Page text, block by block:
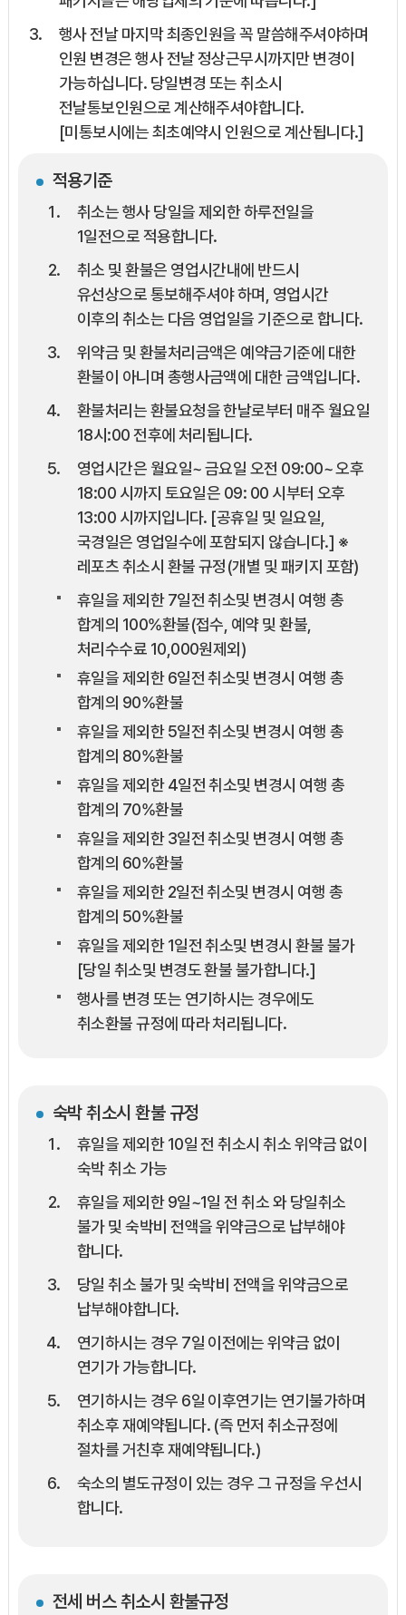
행사 전날 마지막 최종인원을 꼭 말씀해주셔야하며
인원 변경은 행사 전날 정상근무시까지만 변경이
가능하십니다. 당일변경 또는 취소시
전날통보인원으로 계산해주셔야합니다.
[미통보시에는 최초예약시 인원으로 계산됩니다.]
적용기준
취소는 행사 당일을 제외한 하루전일을
1일전으로 적용합니다.
취소 및 환불은 영업시간내에 반드시
유선상으로 통보해주셔야 하며, 영업시간
이후의 취소는 다음 영업일을 기준으로 합니다.
위약금 및 환불처리금액은 예약금기준에 대한
환불이 아니며 총행사금액에 대한 금액입니다.
환불처리는 환불요청을 한날로부터 매주 월요일
18시:00 전후에 처리됩니다.
영업시간은 월요일~ 금요일 오전 09:00~ 오후
18:00 시까지 토요일은 09: 00 시부터 오후
13:00 시까지입니다. [공휴일 및 일요일,
국경일은 영업일수에 포함되지 않습니다.] ※
레포츠 취소시 환불 규정(개별 및 패키지 포함)
휴일을 제외한 7일전 취소및 변경시 여행 총
합계의 100%환불(접수, 예약 및 환불,
처리수수료 10,000원제외)
휴일을 제외한 6일전 취소및 변경시 여행 총
합계의 90%환불
휴일을 제외한 5일전 취소및 변경시 여행 총
합계의 80%환불
휴일을 제외한 4일전 취소및 변경시 여행 총
합계의 70%환불
휴일을 제외한 3일전 취소및 변경시 여행 총
합계의 60%환불
휴일을 제외한 2일전 취소및 변경시 여행 총
합계의 50%환불
휴일을 제외한 1일전 취소및 변경시 환불 불가
[당일 취소및 변경도 환불 불가합니다.]
행사를 변경 또는 연기하시는 경우에도
취소환불 규정에 따라 처리됩니다.
숙박 취소시 환불 규정
휴일을 제외한 10일 전 취소시 취소 위약금 없이
숙박 취소 가능
휴일을 제외한 9일~1일 전 취소 와 당일취소
불가 및 숙박비 전액을 위약금으로 납부해야
합니다.
당일 취소 불가 및 숙박비 전액을 위약금으로
납부해야합니다.
연기하시는 경우 7일 이전에는 위약금 없이
연기가 가능합니다.
연기하시는 경우 6일 이후연기는 연기불가하며
취소후 재예약됩니다. (즉 먼저 취소규정에
절차를 거친후 재예약됩니다.)
숙소의 별도규정이 있는 경우 그 규정을 우선시
합니다.
전세 버스 취소시 환불규정